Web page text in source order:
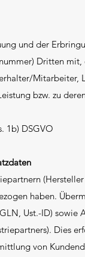
und der
Dritten
Mitarbeiter,
bzw. zu
1b) DSGVO
haben.
Ust.-ID)
Dies
von